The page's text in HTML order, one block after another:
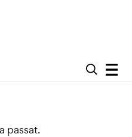
passat.